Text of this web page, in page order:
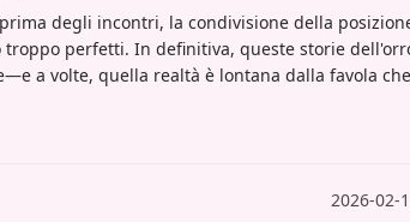
degli incontri, la condivisione della
perfetti. In definitiva, queste storie
a volte, quella realtà è lontana dalla favola che
2026-02-